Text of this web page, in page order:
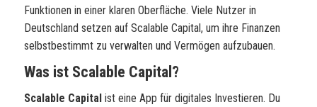
Funktionen in einer klaren Oberfläche. Viele Nutzer in
Deutschland setzen auf Scalable Capital, um ihre Finanzen
selbstbestimmt zu verwalten und Vermögen aufzubauen.
Was ist Scalable Capital?
Scalable Capital ist eine App für digitales Investieren. Du